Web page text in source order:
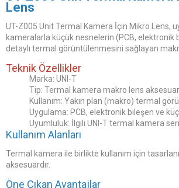
Lens
UT-Z005 Unit Termal Kamera İçin Mikro Lens,
kameralarla küçük nesnelerin (PCB, elektronik
detaylı termal görüntülenmesini sağlayan
Teknik Özellikler
Marka: UNI-T
Tip: Termal kamera makro lens
Kullanım: Yakın plan (makro) termal
Uygulama: PCB, elektronik bileşen ve
Uyumluluk: İlgili UNI-T termal kamera
Kullanım Alanları
Termal kamera ile birlikte kullanım için
aksesuardır.
Öne Çıkan Avantajlar